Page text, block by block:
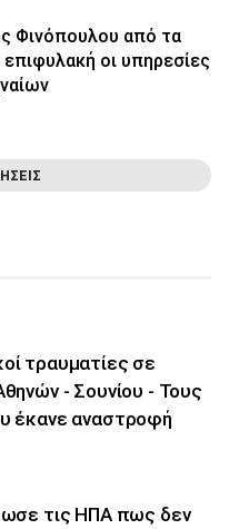
Φινόπουλου από τα
οι υπηρεσίες
τραυματίες σε
- Σουνίου - Τους
έκανε αναστροφή
τις ΗΠΑ πως δεν